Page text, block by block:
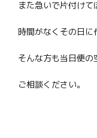
また急いで片付けて
時間がなくその日に
そんな方も当日便の
ご相談ください。